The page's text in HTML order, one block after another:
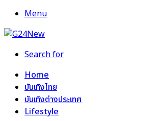
Menu
Search for
Home
บันเทิงไทย
บันเทิงต่างประเทศ
Lifestyle